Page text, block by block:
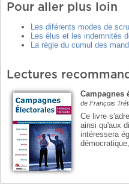
Pour aller plus loin
Les diférents modes de
Les élus et les indemnités
La règle du cumul des
Lectures
Campagnes
de François
Ce livre
ainsi qu'aux
intéressera